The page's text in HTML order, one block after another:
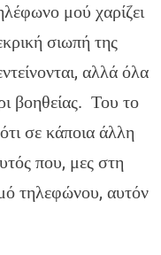
μού χαρίζει
σιωπή της
αλλά όλα
βοηθείας. Του το
σε κάποια άλλη
που, μες στη
τηλεφώνου, αυτόν